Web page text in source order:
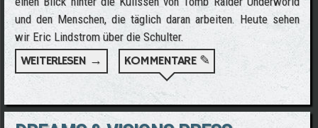
und den Menschen, die täglich daran arbeiten. Heute sehen
wir Eric Lindstrom über die Schulter.
WEITERLESEN →
ÜBER EIN ARBEITSTAG DES ERIC
LINDSTROM - TR:U CREATIVE DIRECTOR
KOMMENTARE ✎